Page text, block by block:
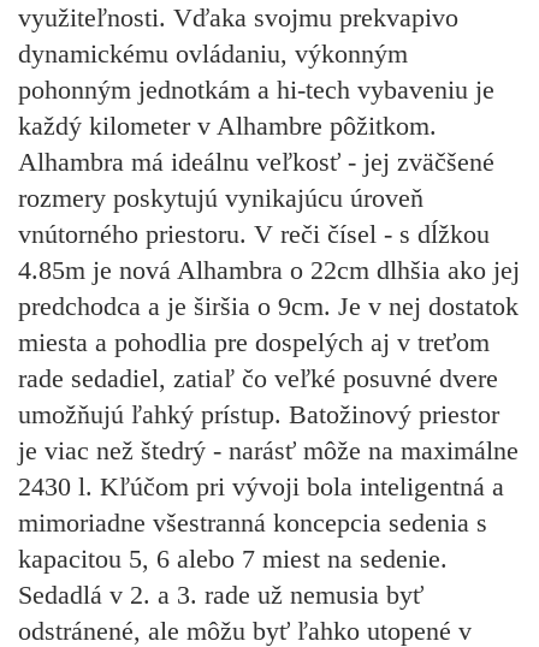
využiteľnosti. Vďaka svojmu prekvapivo
dynamickému ovládaniu, výkonným
pohonným jednotkám a hi-tech vybaveniu je
každý kilometer v Alhambre pôžitkom.
Alhambra má ideálnu veľkosť - jej zväčšené
rozmery poskytujú vynikajúcu úroveň
vnútorného priestoru. V reči čísel - s dĺžkou
4.85m je nová Alhambra o 22cm dlhšia ako jej
predchodca a je širšia o 9cm. Je v nej dostatok
miesta a pohodlia pre dospelých aj v treťom
rade sedadiel, zatiaľ čo veľké posuvné dvere
umožňujú ľahký prístup. Batožinový priestor
je viac než štedrý - narásť môže na maximálne
2430 l. Kľúčom pri vývoji bola inteligentná a
mimoriadne všestranná koncepcia sedenia s
kapacitou 5, 6 alebo 7 miest na sedenie.
Sedadlá v 2. a 3. rade už nemusia byť
odstránené, ale môžu byť ľahko utopené v